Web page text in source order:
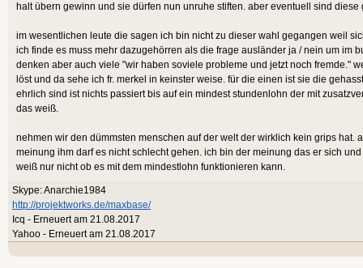
halt übern gewinn und sie dürfen nun unruhe stiften. aber eventuell sind
im wesentlichen leute die sagen ich bin nicht zu dieser wahl gegangen weil
ich finde es muss mehr dazugehörren als die frage ausländer ja / nein um im
denken aber auch viele "wir haben soviele probleme und jetzt noch fremde."
löst und da sehe ich fr. merkel in keinster weise. für die einen ist sie die
ehrlich sind ist nichts passiert bis auf ein mindest stundenlohn der mit
das weiß.
nehmen wir den dümmsten menschen auf der welt der wirklich kein grips hat.
meinung ihm darf es nicht schlecht gehen. ich bin der meinung das er sich
weiß nur nicht ob es mit dem mindestlohn funktionieren kann.
Skype: Anarchie1984
http://projektworks.de/maxbase/
Icq - Erneuert am 21.08.2017
Yahoo - Erneuert am 21.08.2017